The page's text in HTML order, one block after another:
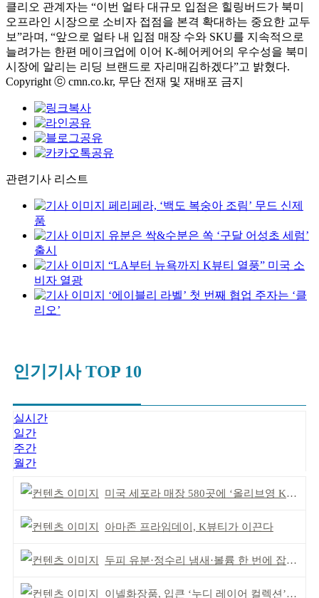
클리오 관계자는 “이번 얼타 대규모 입점은 힐링버드가 북미
오프라인 시장으로 소비자 접점을 본격 확대하는 중요한 교두
보”라며, “앞으로 얼타 내 입점 매장 수와 SKU를 지속적으로
늘려가는 한편 메이크업에 이어 K-헤어케어의 우수성을 북미
시장에 알리는 리딩 브랜드로 자리매김하겠다”고 밝혔다.
Copyright ⓒ cmn.co.kr, 무단 전재 및 재배포 금지
관련기사 리스트
페리페라, ‘백도 복숭아 조림’ 무드 신제
품
유분은 싹&수분은 쏙 ‘구달 어성초 세럼’
출시
“LA부터 뉴욕까지 K뷰티 열풍” 미국 소
비자 열광
‘에이블리 라벨’ 첫 번째 협업 주자는 ‘클
리오’
인기기사 TOP 10
실시간
일간
주간
월간
미국 세포라 매장 580곳에 ‘올리브영 K뷰티에딧’ 론칭
아마존 프라임데이, K뷰티가 이끈다
두피 유분·정수리 냄새·볼륨 한 번에 잡는다
이넬화장품, 입큰 ‘누디 레이어 컬렉션’ 출시